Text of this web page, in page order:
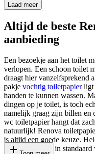
Laad meer
Altijd de beste
aanbieding
Een bezoekje aan het toilet
verlopen. Een schoon toilet
draagt hier vanzelfsprekend
pakje vochtig toiletpapierligt
handen te kunnen wassen.
dingen op je toilet, is toch
namelijk graag zijn billen en
wc toiletpapier hangt dat
natuurlijk! Renova
is altijd een goede keuze.
merk niet alleen in